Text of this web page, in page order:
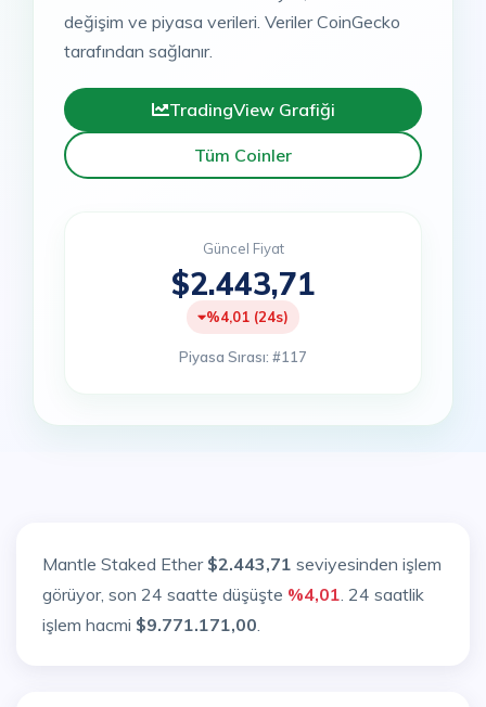
değişim ve piyasa verileri. Veriler CoinGecko
tarafından sağlanır.
TradingView Grafiği
Tüm Coinler
Güncel Fiyat
$2.443,71
%4,01 (24s)
Piyasa Sırası: #117
Mantle Staked Ether $2.443,71 seviyesinden işlem
görüyor, son 24 saatte düşüşte %4,01. 24 saatlik
işlem hacmi $9.771.171,00.